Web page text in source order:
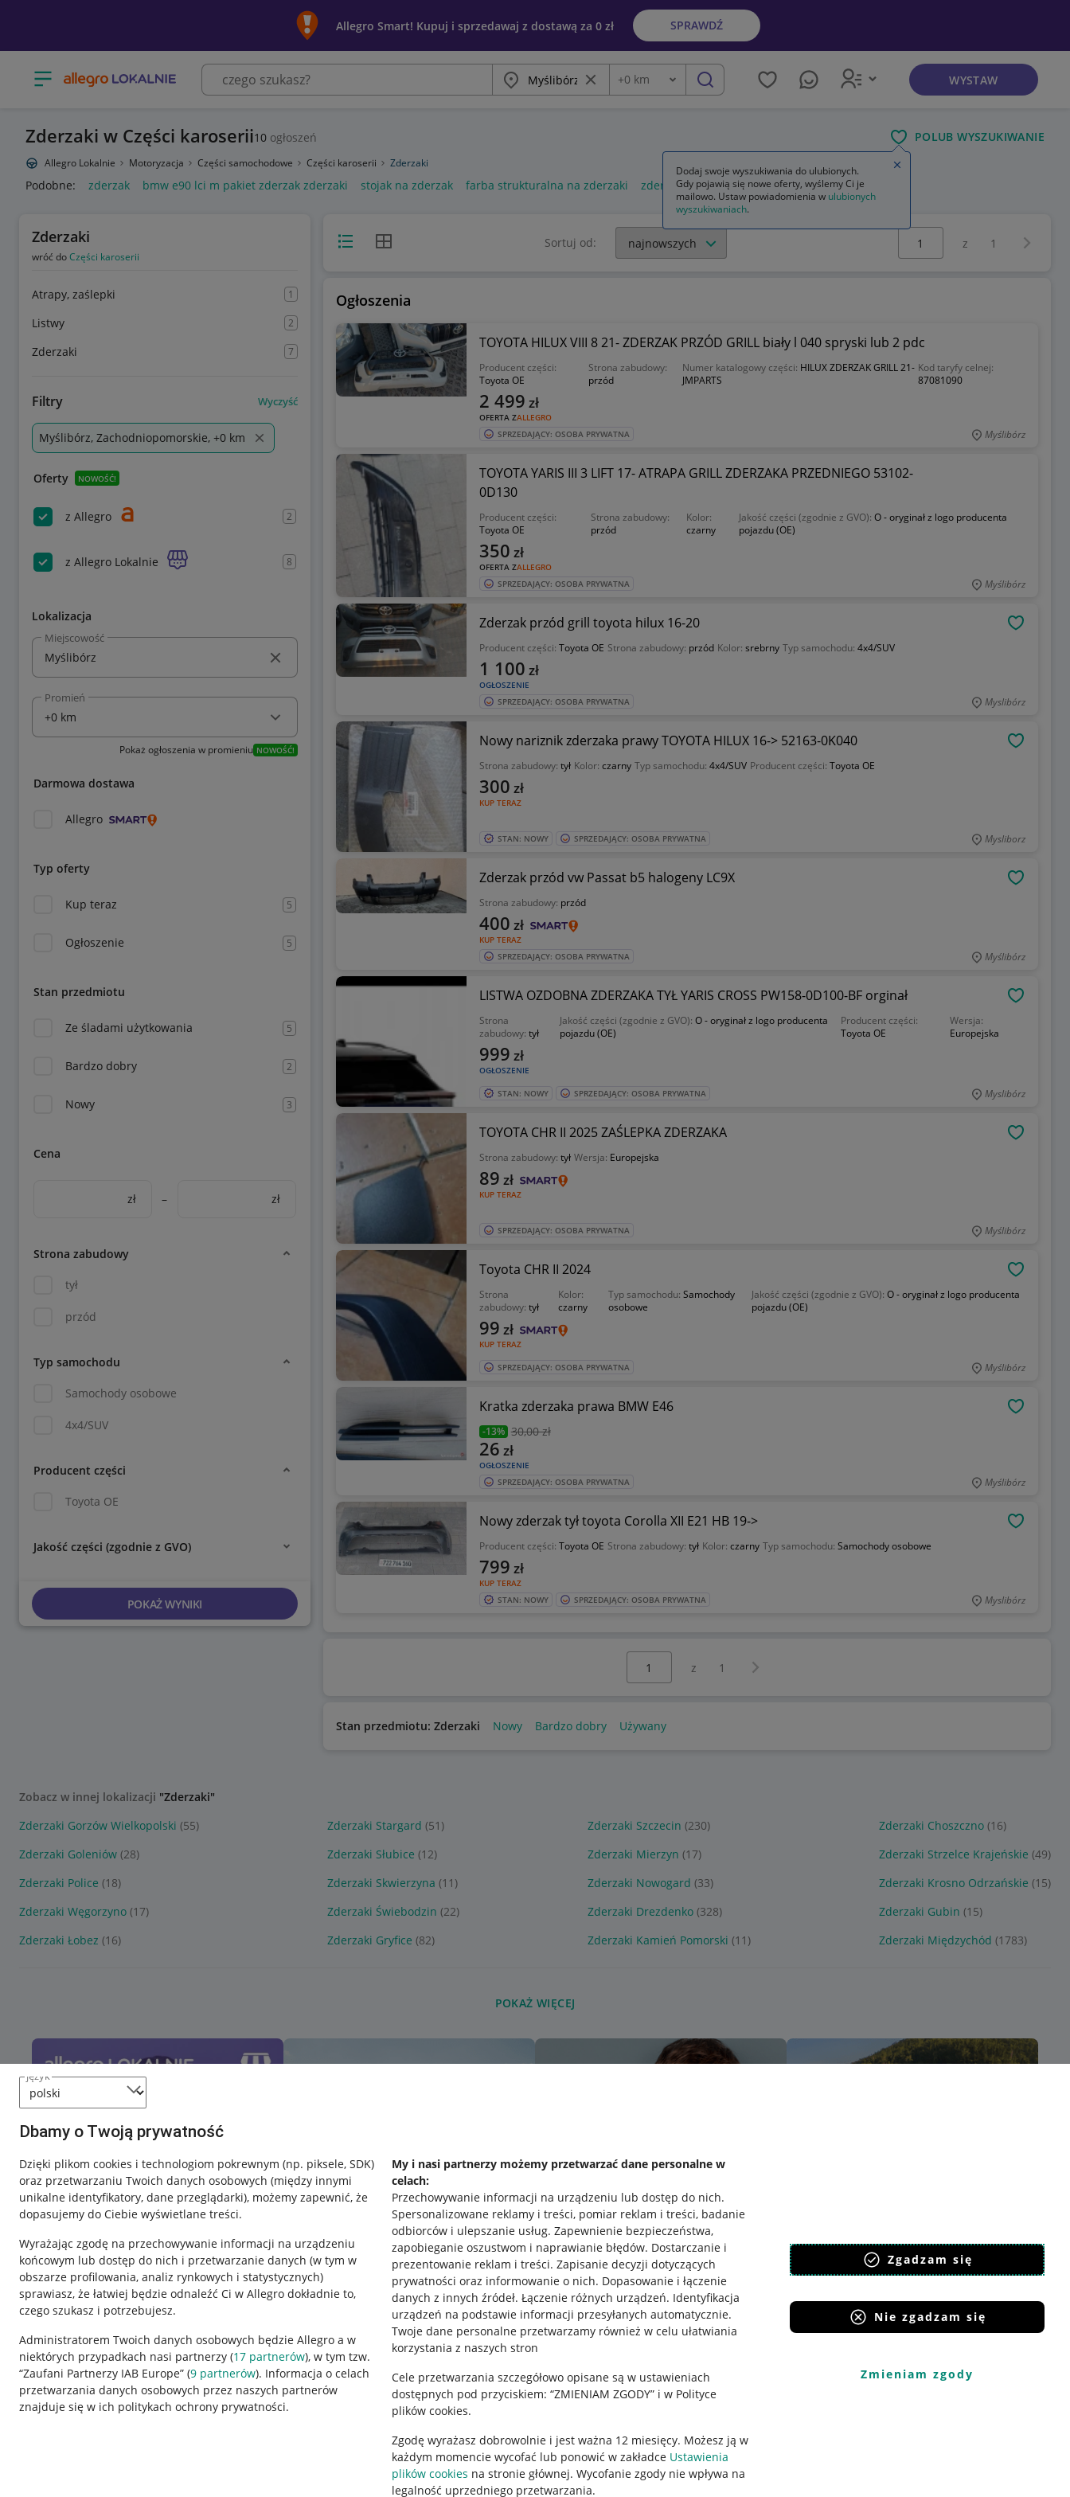
język
Dbamy o Twoją prywatność
Dzięki plikom cookies i technologiom pokrewnym (np. piksele, SDK)
oraz przetwarzaniu Twoich danych osobowych (między innymi
unikalne identyfikatory, dane przeglądarki), możemy zapewnić, że
dopasujemy do Ciebie wyświetlane treści.
Wyrażając zgodę na przechowywanie informacji na urządzeniu
końcowym lub dostęp do nich i przetwarzanie danych (w tym w
obszarze profilowania, analiz rynkowych i statystycznych)
sprawiasz, że łatwiej będzie odnaleźć Ci w Allegro dokładnie to,
czego szukasz i potrzebujesz.
Administratorem Twoich danych osobowych będzie Allegro a w
niektórych przypadkach nasi partnerzy (17 partnerów), w tym tzw.
“Zaufani Partnerzy IAB Europe” (9 partnerów). Informacja o celach
przetwarzania danych osobowych przez naszych partnerów
znajduje się w ich politykach ochrony prywatności.
My i nasi partnerzy możemy przetwarzać dane personalne w
celach:
Przechowywanie informacji na urządzeniu lub dostęp do nich.
Spersonalizowane reklamy i treści, pomiar reklam i treści, badanie
odbiorców i ulepszanie usług. Zapewnienie bezpieczeństwa,
zapobieganie oszustwom i naprawianie błędów. Dostarczanie i
prezentowanie reklam i treści. Zapisanie decyzji dotyczących
prywatności oraz informowanie o nich. Dopasowanie i łączenie
danych z innych źródeł. Łączenie różnych urządzeń. Identyfikacja
urządzeń na podstawie informacji przesyłanych automatycznie.
Twoje dane personalne przetwarzamy również w celu ułatwiania
korzystania z naszych stron
Cele przetwarzania szczegółowo opisane są w ustawieniach
dostępnych pod przyciskiem: “ZMIENIAM ZGODY” i w Polityce
plików cookies.
Zgodę wyrażasz dobrowolnie i jest ważna 12 miesięcy. Możesz ją w
każdym momencie wycofać lub ponowić w zakładce Ustawienia
plików cookies na stronie głównej. Wycofanie zgody nie wpływa na
legalność uprzedniego przetwarzania.
Zgadzam się
Nie zgadzam się
Zmieniam zgody
Allegro Smart! Kupuj i sprzedawaj z dostawą za 0 zł SPRAWDŹ
Otwórz menu z kategoriami Miasto Wyczyść frazę
Odległość
+0 km szukaj WYSTAW
Zderzaki w Części karoserii10 ogłoszeń POLUB WYSZUKIWANIE
Allegro Lokalnie Motoryzacja Części samochodowe Części karoserii Zderzaki
Podobne: zderzak bmw e90 lci m pakiet zderzak zderzaki stojak na zderzak farba strukturalna na zderzaki zderzaki przednie forda focusa mk2
Zderzaki
wróć doCzęści karoserii
Atrapy, zaślepki 1
Listwy 2
Zderzaki 7
Filtry Wyczyść
Myślibórz, Zachodniopomorskie, +0 km
Oferty NOWOŚĆ!
z Allegro 2
z Allegro Lokalnie 8
Lokalizacja
Miejscowość
Promień
Pokaż ogłoszenia w promieniu NOWOŚĆ!
Darmowa dostawa
Allegro
Typ oferty
Kup teraz 5
Ogłoszenie 5
Stan przedmiotu
Ze śladami użytkowania 5
Bardzo dobry 2
Nowy 3
Cena
zł – zł
Strona zabudowy
tył
przód
Typ samochodu
Samochody osobowe
4x4/SUV
Producent części
Toyota OE
Jakość części (zgodnie z GVO)
POKAŻ WYNIKI
Widok listyWidok siatki Sortuj od:
Wybierz stronę:
z 1
Ogłoszenia
TOYOTA HILUX VIII 8 21- ZDERZAK PRZÓD GRILL biały l 040 spryski lub 2 pdc
Producent części:
Toyota OE
Strona zabudowy:
przód
Numer katalogowy części: HILUX ZDERZAK GRILL 21-
JMPARTS
Kod taryfy celnej:
87081090
OFERTA ZALLEGRO
2 499 zł
SPRZEDAJĄCY: OSOBA PRYWATNA Myślibórz
TOYOTA YARIS III 3 LIFT 17- ATRAPA GRILL ZDERZAKA PRZEDNIEGO 53102-
0D130
Producent części:
Toyota OE
Strona zabudowy:
przód
Kolor:
czarny
Jakość części (zgodnie z GVO):O - oryginał z logo producenta
pojazdu (OE)
OFERTA ZALLEGRO
350 zł
SPRZEDAJĄCY: OSOBA PRYWATNA Myślibórz
Zderzak przód grill toyota hilux 16-20
Producent części: Toyota OE Strona zabudowy: przód Kolor: srebrny Typ samochodu: 4x4/SUV
OGŁOSZENIE
1 100 zł
SPRZEDAJĄCY: OSOBA PRYWATNA Myslibórz
Nowy nariznik zderzaka prawy TOYOTA HILUX 16-> 52163-0K040
Strona zabudowy: tył Kolor: czarny Typ samochodu: 4x4/SUV Producent części: Toyota OE
KUP TERAZ
300 zł
STAN: NOWY SPRZEDAJĄCY: OSOBA PRYWATNA Mysliborz
Zderzak przód vw Passat b5 halogeny LC9X
Strona zabudowy: przód
KUP TERAZ
400 zł
SPRZEDAJĄCY: OSOBA PRYWATNA Myślibórz
LISTWA OZDOBNA ZDERZAKA TYŁ YARIS CROSS PW158-0D100-BF orginał
Strona
zabudowy: tył
Jakość części (zgodnie z GVO):O - oryginał z logo producenta
pojazdu (OE)
Producent części:
Toyota OE
Wersja:
Europejska
OGŁOSZENIE
999 zł
STAN: NOWY SPRZEDAJĄCY: OSOBA PRYWATNA Myslibórz
TOYOTA CHR II 2025 ZAŚLEPKA ZDERZAKA
Strona zabudowy: tył Wersja: Europejska
KUP TERAZ
89 zł
SPRZEDAJĄCY: OSOBA PRYWATNA Myślibórz
Toyota CHR II 2024
Strona
zabudowy: tył
Kolor:
czarny
Typ samochodu:Samochody
osobowe
Jakość części (zgodnie z GVO): O - oryginał z logo producenta
pojazdu (OE)
KUP TERAZ
99 zł
SPRZEDAJĄCY: OSOBA PRYWATNA Myślibórz
Kratka zderzaka prawa BMW E46
-13% 30,00 zł
OGŁOSZENIE
26 zł
SPRZEDAJĄCY: OSOBA PRYWATNA Myślibórz
Nowy zderzak tył toyota Corolla XII E21 HB 19->
Producent części: Toyota OE Strona zabudowy: tył Kolor: czarny Typ samochodu: Samochody osobowe
KUP TERAZ
799 zł
STAN: NOWY SPRZEDAJĄCY: OSOBA PRYWATNA Myslibórz
z 1 Następna strona
Stan przedmiotu: Zderzaki Nowy Bardzo dobry Używany
Zobacz w innej lokalizacji "Zderzaki"
Zderzaki Gorzów Wielkopolski (55) Zderzaki Stargard (51) Zderzaki Szczecin (230) Zderzaki Choszczno (16)
Zderzaki Goleniów (28) Zderzaki Słubice (12) Zderzaki Mierzyn (17) Zderzaki Strzelce Krajeńskie (49)
Zderzaki Police (18) Zderzaki Skwierzyna (11) Zderzaki Nowogard (33) Zderzaki Krosno Odrzańskie (15)
Zderzaki Węgorzyno (17) Zderzaki Świebodzin (22) Zderzaki Drezdenko (328) Zderzaki Gubin (15)
Zderzaki Łobez (16) Zderzaki Gryfice (82) Zderzaki Kamień Pomorski (11) Zderzaki Międzychód (1783)
POKAŻ WIĘCEJ
Przydatne informacje
Jak to działa
Napisz do nas
Allegro Gadane dla sprzedających
Regulamin
Polityka plików "cookies"
Ustawienia plików "cookies"
Udostępnianie lokalizacji
Informacje dla Aktu o Usługach Cyfrowych
Pobierz aplikację
Dodaj swoje wyszukiwania do ulubionych.
Gdy pojawią się nowe oferty, wyślemy Ci je
mailowo. Ustaw powiadomienia w ulubionych
wyszukiwaniach.
Zamknij wskazówkę